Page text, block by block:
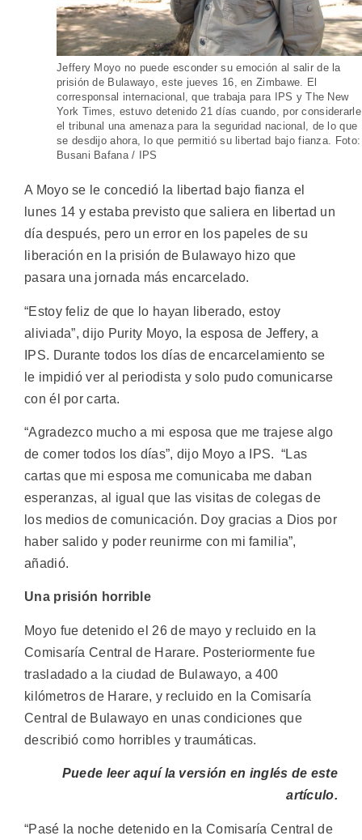
Jeffery Moyo no puede esconder su emoción al salir de la
prisión de Bulawayo, este jueves 16, en Zimbawe. El
corresponsal internacional, que trabaja para IPS y The New
York Times, estuvo detenido 21 días cuando, por considerarle
el tribunal una amenaza para la seguridad nacional, de lo que
se desdijo ahora, lo que permitió su libertad bajo fianza. Foto:
Busani Bafana / IPS
A Moyo se le concedió la libertad bajo fianza el
lunes 14 y estaba previsto que saliera en libertad un
día después, pero un error en los papeles de su
liberación en la prisión de Bulawayo hizo que
pasara una jornada más encarcelado.
“Estoy feliz de que lo hayan liberado, estoy
aliviada”, dijo Purity Moyo, la esposa de Jeffery, a
IPS. Durante todos los días de encarcelamiento se
le impidió ver al periodista y solo pudo comunicarse
con él por carta.
“Agradezco mucho a mi esposa que me trajese algo
de comer todos los días”, dijo Moyo a IPS. “Las
cartas que mi esposa me comunicaba me daban
esperanzas, al igual que las visitas de colegas de
los medios de comunicación. Doy gracias a Dios por
haber salido y poder reunirme con mi familia”,
añadió.
Una prisión horrible
Moyo fue detenido el 26 de mayo y recluido en la
Comisaría Central de Harare. Posteriormente fue
trasladado a la ciudad de Bulawayo, a 400
kilómetros de Harare, y recluido en la Comisaría
Central de Bulawayo en unas condiciones que
describió como horribles y traumáticas.
Puede leer aquí la versión en inglés de este
artículo.
“Pasé la noche detenido en la Comisaría Central de